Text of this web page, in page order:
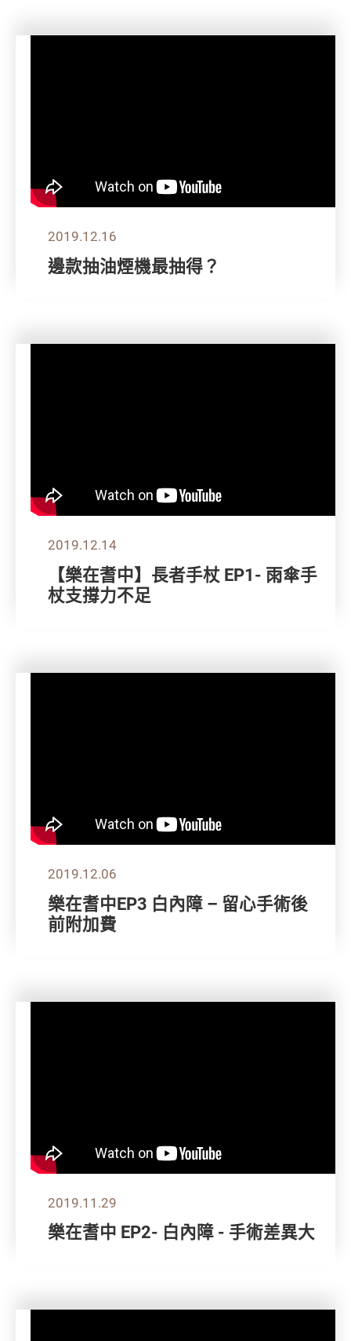
2019.12.16
邊款抽油煙機最抽得？
2019.12.14
【樂在耆中】長者手杖 EP1- 雨傘手
杖支撐力不足
2019.12.06
樂在耆中EP3 白內障 – 留心手術後
前附加費
2019.11.29
樂在耆中 EP2- 白內障 - 手術差異大